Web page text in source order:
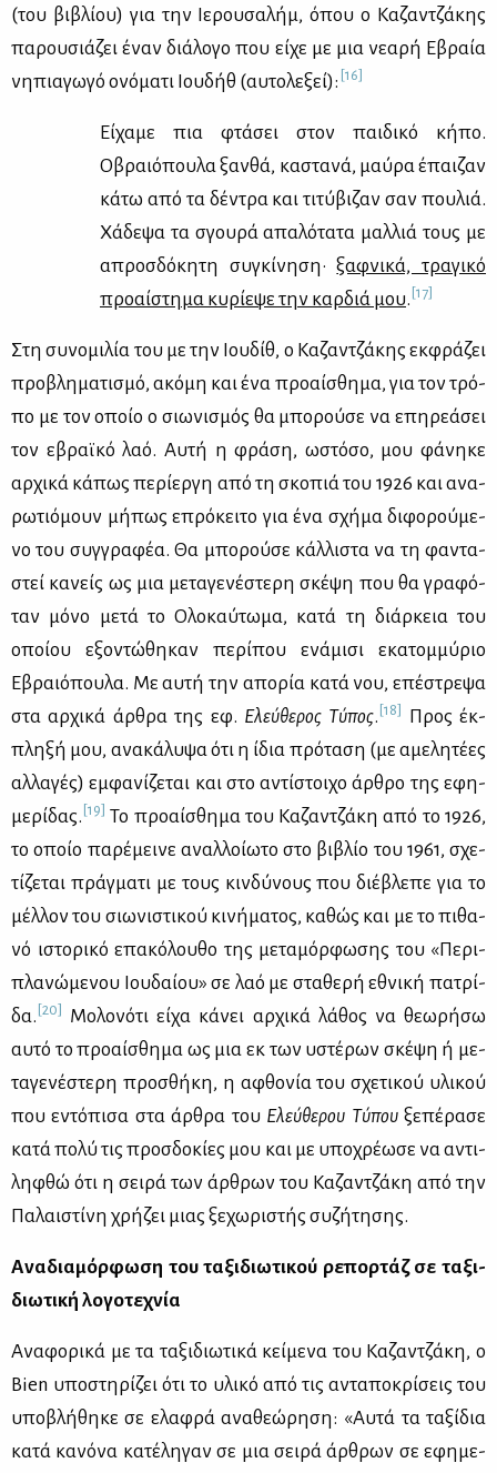
(του βι­βλί­ου) για την Ιε­ρου­σα­λήμ, όπου ο Κα­ζαν­τζά­κης
πα­ρου­σιά­ζει έναν διά­λο­γο που εί­χε με μια νε­α­ρή Εβραία
νη­πια­γω­γό ονό­μα­τι Ιου­δήθ (αυ­το­λε­ξεί): [16]
Εί­χα­με πια φτά­σει στον παι­δι­κό κή­πο.
Οβραιό­που­λα ξαν­θά, κα­στα­νά, μαύ­ρα έπαι­ζαν
κά­τω από τα δέ­ντρα και τι­τύ­βι­ζαν σαν που­λιά.
Χά­δε­ψα τα σγου­ρά απα­λό­τα­τα μαλ­λιά τους με
απροσ­δό­κη­τη συ­γκί­νη­ση·ξαφ­νι­κά, τρα­γι­κό
προ­αί­στη­μα κυ­ρί­ε­ψε την καρ­διά μου. [17]
Στη συ­νο­μι­λία του με την Ιου­δίθ, ο Κα­ζαν­τζά­κης εκ­φρά­ζει
προ­βλη­μα­τι­σμό, ακό­μη και ένα προ­αί­σθη­μα, για τον τρό­
πο με τον οποίο ο σιω­νι­σμός θα μπο­ρού­σε να επη­ρε­ά­σει
τον εβραϊ­κό λαό. Αυ­τή η φρά­ση, ωστό­σο, μου φά­νη­κε
αρ­χι­κά κά­πως πε­ρί­ερ­γη από τη σκο­πιά του 1926 και ανα­
ρω­τιό­μουν μή­πως επρό­κει­το για ένα σχή­μα δι­φο­ρού­με­
νο του συγ­γρα­φέα. Θα μπο­ρού­σε κάλ­λι­στα να τη φα­ντα­
στεί κα­νείς ως μια με­τα­γε­νέ­στε­ρη σκέ­ψη που θα γρα­φό­
ταν μό­νο με­τά το Ολο­καύ­τω­μα, κα­τά τη διάρ­κεια του
οποί­ου εξο­ντώ­θη­καν πε­ρί­που ενά­μι­σι εκα­τομ­μύ­ριο
Εβραιό­που­λα. Με αυ­τή την απο­ρία κα­τά νου, επέ­στρε­ψα
στα αρ­χι­κά άρ­θρα της εφ. Ελεύ­θε­ρος Τύ­πος. [18]
Προς έκ­
πλη­ξή μου, ανα­κά­λυ­ψα ότι η ίδια πρό­τα­ση (με αμε­λη­τέ­ες
αλ­λα­γές) εμ­φα­νί­ζε­ται και στο αντί­στοι­χο άρ­θρο της εφη­
με­ρί­δας. [19] Το προ­αί­σθη­μα του Κα­ζαν­τζά­κη από το 1926,
το οποίο πα­ρέ­μει­νε αναλ­λοί­ω­το στο βι­βλίο του 1961, σχε­
τί­ζε­ται πράγ­μα­τι με τους κιν­δύ­νους που διέ­βλε­πε για το
μέλ­λον του σιω­νι­στι­κού κι­νή­μα­τος, κα­θώς και με το πι­θα­
νό ιστο­ρι­κό επα­κό­λου­θο της με­τα­μόρ­φω­σης του «Πε­ρι­
πλα­νώ­με­νου Ιου­δαί­ου» σε λαό με στα­θε­ρή εθνι­κή πα­τρί­
δα. [20]
Μο­λο­νό­τι εί­χα κά­νει αρ­χι­κά λά­θος να θε­ω­ρή­σω
αυ­τό το προ­αί­σθη­μα ως μια εκ των υστέ­ρων σκέ­ψη ή με­
τα­γε­νέ­στε­ρη προ­σθή­κη, η αφθο­νία του σχε­τι­κού υλι­κού
που εντό­πι­σα στα άρ­θρα του Ελεύ­θε­ρου Τύ­πουξε­πέ­ρα­σε
κα­τά πο­λύ τις προσ­δο­κί­ες μου και με υπο­χρέ­ω­σε να αντι­
λη­φθώ ότι η σει­ρά των άρ­θρων του Κα­ζαν­τζά­κη από την
Πα­λαι­στί­νη χρή­ζει μιας ξε­χω­ρι­στής συ­ζή­τη­σης.
Ανα­δια­μόρ­φω­ση του τα­ξι­διω­τι­κού ρε­πορ­τάζ σε τα­ξι­
διω­τι­κή λο­γο­τε­χνία
Ανα­φο­ρι­κά με τα τα­ξι­διω­τι­κά κεί­με­να του Κα­ζαν­τζά­κη, ο
Bien υπο­στη­ρί­ζει ότι το υλι­κό από τις αντα­πο­κρί­σεις του
υπο­βλή­θη­κε σε ελα­φρά ανα­θε­ώ­ρη­ση: «Αυ­τά τα τα­ξί­δια
κα­τά κα­νό­να κα­τέ­λη­γαν σε μια σει­ρά άρ­θρων σε εφη­με­